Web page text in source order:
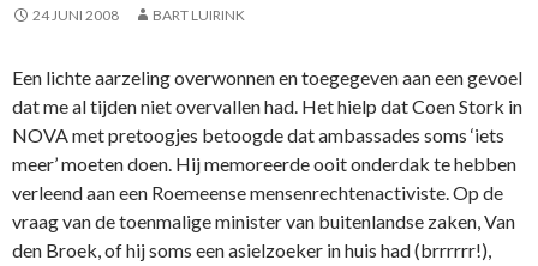
24 JUNI 2008 BART LUIRINK
Een lichte aarzeling overwonnen en toegegeven aan een gevoel
dat me al tijden niet overvallen had. Het hielp dat Coen Stork in
NOVA met pretoogjes betoogde dat ambassades soms ‘iets
meer’ moeten doen. Hij memoreerde ooit onderdak te hebben
verleend aan een Roemeense mensenrechtenactiviste. Op de
vraag van de toenmalige minister van buitenlandse zaken, Van
den Broek, of hij soms een asielzoeker in huis had (brrrrrr!),